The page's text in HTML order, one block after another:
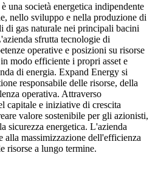
una società energetica indipendente
nello sviluppo e nella produzione di
di gas naturale nei principali bacini
sfrutta tecnologie di
operative e posizioni su risorse
modo efficiente i propri asset e
di energia. Expand Energy si
responsabile delle risorse, della
operativa. Attraverso
capitale e iniziative di crescita
valore sostenibile per gli azionisti,
sicurezza energetica. L'azienda
alla massimizzazione dell'efficienza
risorse a lungo termine.